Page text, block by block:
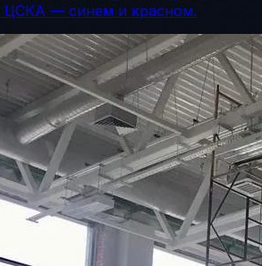
ЦСКА — синем и красном.